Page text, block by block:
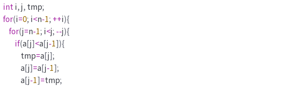
int i,j, tmp;
for(i=0; i<n-1; ++i){
for(j=n-1; i<j; --j){
if(a[j]<a[j-1]){
tmp=a[j];
a[j]=a[j-1];
a[j-1]=tmp;